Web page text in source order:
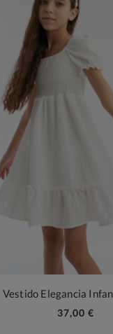
Vestido Elegancia
37,00 €